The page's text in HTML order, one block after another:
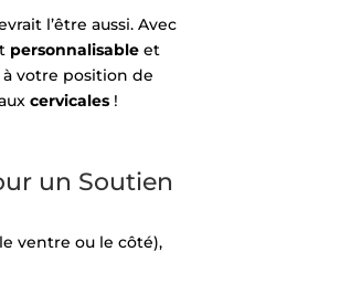
l’être aussi. Avec
personnalisableet
votre position de
cervicales!
un Soutien
ventre ou le côté),